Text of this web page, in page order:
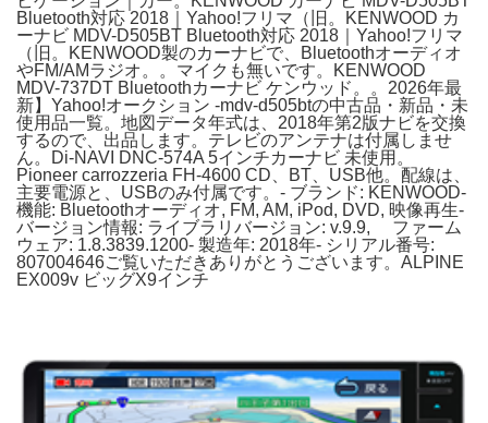
Bluetooth対応 2018｜Yahoo!フリマ（旧。KENWOOD カ
ーナビ MDV-D505BT Bluetooth対応 2018｜Yahoo!フリマ
（旧。KENWOOD製のカーナビで、Bluetoothオーディオ
やFM/AMラジオ。。マイクも無いです。KENWOOD
MDV-737DT Bluetoothカーナビ ケンウッド。。2026年最
新】Yahoo!オークション -mdv-d505btの中古品・新品・未
使用品一覧。地図データ年式は、2018年第2版ナビを交換
するので、出品します。テレビのアンテナは付属しませ
ん。Di-NAVI DNC-574A 5インチカーナビ 未使用。
Pioneer carrozzeria FH-4600 CD、BT、USB他。配線は、
主要電源と、USBのみ付属です。- ブランド: KENWOOD-
機能: Bluetoothオーディオ, FM, AM, iPod, DVD, 映像再生-
バージョン情報: ライブラリバージョン: v.9.9, ファーム
ウェア: 1.8.3839.1200- 製造年: 2018年- シリアル番号:
807004646ご覧いただきありがとうございます。ALPINE
EX009v ビッグX9インチ